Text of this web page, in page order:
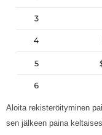
Aloita rekisteröityminen
sen jälkeen paina